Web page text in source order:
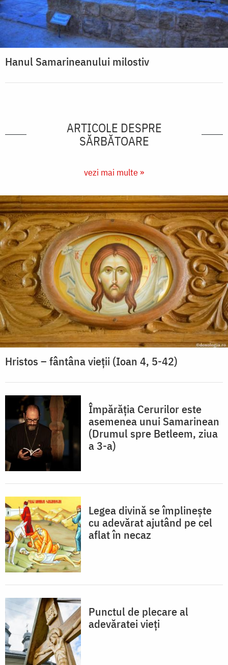
Hanul Samarineanului milostiv
ARTICOLE DESPRE
SĂRBĂTOARE
vezi mai multe »
Hristos – fântâna vieții (Ioan 4, 5-42)
Împărăția Cerurilor este
asemenea unui Samarinean
(Drumul spre Betleem, ziua
a 3-a)
Legea divină se împlinește
cu adevărat ajutând pe cel
aflat în necaz
Punctul de plecare al
adevăratei vieți